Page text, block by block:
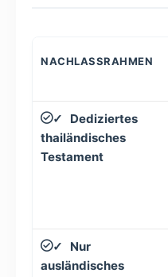
NACHLASSRAHMEN
✓
Dediziertes
thailändisches
Testament
✓
Nur
ausländisches